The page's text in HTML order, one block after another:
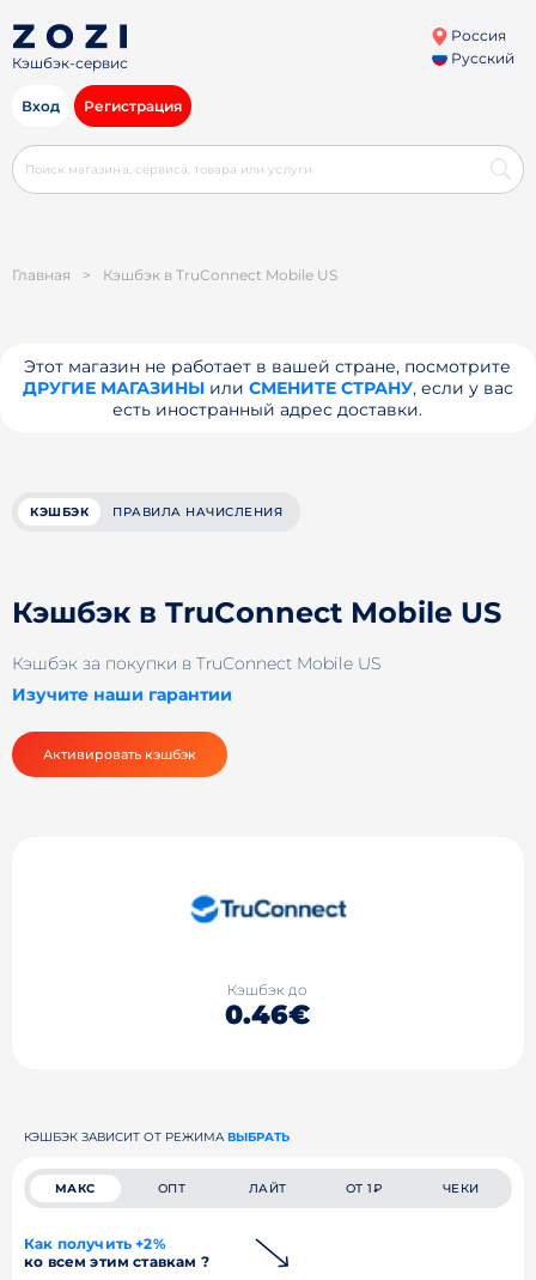
Кэшбэк-сервис
Россия
Русский
Вход Регистрация
Главная > Кэшбэк в TruConnect Mobile US
Этот магазин не работает в вашей стране, посмотрите
ДРУГИЕ МАГАЗИНЫили СМЕНИТЕ СТРАНУ, если у вас
есть иностранный адрес доставки.
КЭШБЭК ПРАВИЛА НАЧИСЛЕНИЯ
Кэшбэк в TruConnect Mobile US
Кэшбэк за покупки в TruConnect Mobile US
Изучите наши гарантии
Активировать кэшбэк
Кэшбэк до
0.46€
КЭШБЭК ЗАВИСИТ ОТ РЕЖИМА ВЫБРАТЬ
МАКС ОПТ ЛАЙТ ОТ 1₽ ЧЕКИ
Как получить +2%
ко всем этим ставкам ?